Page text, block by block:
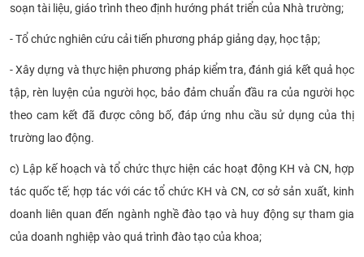
soạn tài liệu, giáo trình theo định hướng phát triển của Nhà trường;
- Tổ chức nghiên cứu cải tiến phương pháp giảng dạy, học tập;
- Xây dựng và thực hiện phương pháp kiểm tra, đánh giá kết quả học
tập, rèn luyện của người học, bảo đảm chuẩn đầu ra của người học
theo cam kết đã được công bố, đáp ứng nhu cầu sử dụng của thị
trường lao động.
c) Lập kế hoạch và tổ chức thực hiện các hoạt động KH và CN, hợp
tác quốc tế; hợp tác với các tổ chức KH và CN, cơ sở sản xuất, kinh
doanh liên quan đến ngành nghề đào tạo và huy động sự tham gia
của doanh nghiệp vào quá trình đào tạo của khoa;